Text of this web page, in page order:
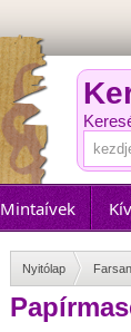
Mintaívek
Nyitólap